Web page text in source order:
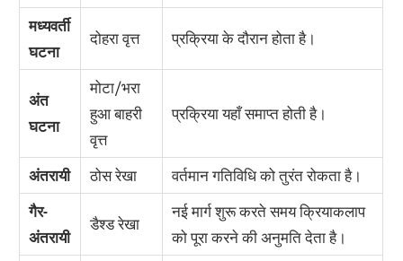
मध्यवर्ती
घटना
दोहरा वृत्त प्रक्रिया के दौरान होता है।
अंत
घटना
मोटा/भरा
हुआ बाहरी
वृत्त
प्रक्रिया यहाँ समाप्त होती है।
अंतरायी ठोस रेखा
वर्तमान गतिविधि को तुरंत रोकता है।
गैर-
अंतरायी
डैश्ड रेखा
नई मार्ग शुरू करते समय क्रियाकलाप
को पूरा करने की अनुमति देता है।